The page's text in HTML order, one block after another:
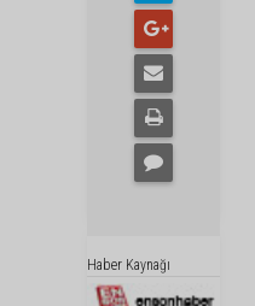
Haber Kaynağı